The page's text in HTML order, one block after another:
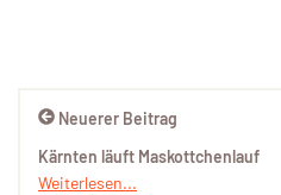
Neuerer Beitrag
Kärnten läuft Maskottchenlauf
Weiterlesen...